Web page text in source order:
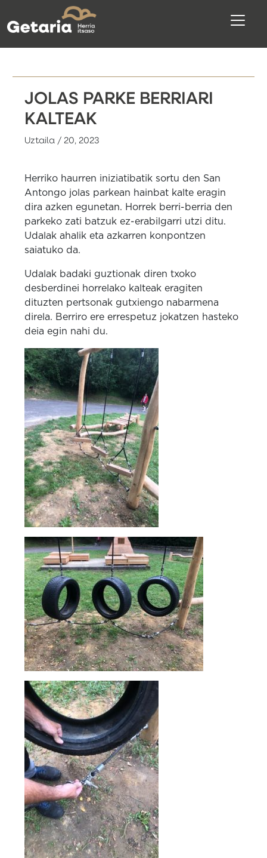
JOLAS PARKE BERRIARI
KALTEAK
Uztaila / 20, 2023
Herriko haurren iniziatibatik sortu den San
Antongo jolas parkean hainbat kalte eragin
dira azken egunetan. Horrek berri-berria den
parkeko zati batzuk ez-erabilgarri utzi ditu.
Udalak ahalik eta azkarren konpontzen
saiatuko da.
Udalak badaki guztionak diren txoko
desberdinei horrelako kalteak eragiten
dituzten pertsonak gutxiengo nabarmena
direla. Berriro ere errespetuz jokatzen hasteko
deia egin nahi du.